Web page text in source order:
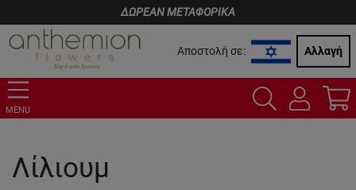
ΔΩΡΕΑΝ ΜΕΤΑΦΟΡΙΚΑ
Αποστολή σε: Αλλαγή
MENU
Λίλιουμ